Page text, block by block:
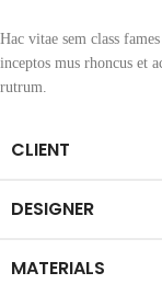
Hac vitae sem class
inceptos mus rhoncus et
rutrum.
CLIENT
DESIGNER
MATERIALS